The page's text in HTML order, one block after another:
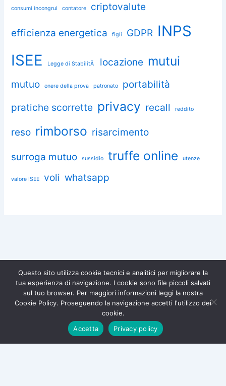
consumi incongrui contatore criptovalute
efficienza energetica figli GDPR INPS
ISEE
Legge di StabilitÃ locazione mutui
mutuo onere della prova patronato
portabilità
pratiche scorrette privacy recall reddito
reso rimborso risarcimento
surroga mutuo sussidio truffe online utenze
valore ISEE voli whatsapp
Copyright © 2026 Associazione Consumatori Omnia – Tutti i diritti
riservati |Privacy Policy|Cookie Policy
Diventa socio di
Associazione Omnia!
Iscriviti gratuitamente e difendi i
tuoi diritti.
Iscriviti ora → ×
Chiedi aiuto a Omnia
Questo sito utilizza cookie tecnici e analitici per migliorare la
tua esperienza di navigazione. I cookie sono file piccoli salvati
sul tuo browser. Per maggiori informazioni leggi la nostra
Cookie Policy. Proseguendo la navigazione accetti l'utilizzo dei
cookie.
Accetta
Privacy policy